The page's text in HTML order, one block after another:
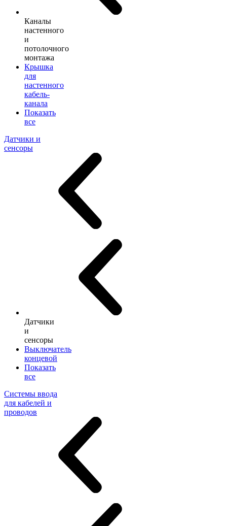
Каналы
настенного
и
потолочного
монтажа
Крышка
для
настенного
кабель-
канала
Показать
все
Датчики и
сенсоры
Датчики
и
сенсоры
Выключатель
концевой
Показать
все
Системы ввода
для кабелей и
проводов